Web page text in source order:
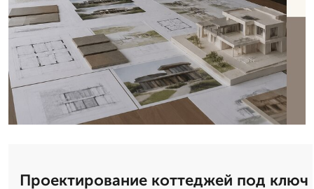
Проектирование коттеджей под ключ